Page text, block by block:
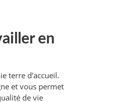
en
terre d'accueil.
et vous permet
de vie